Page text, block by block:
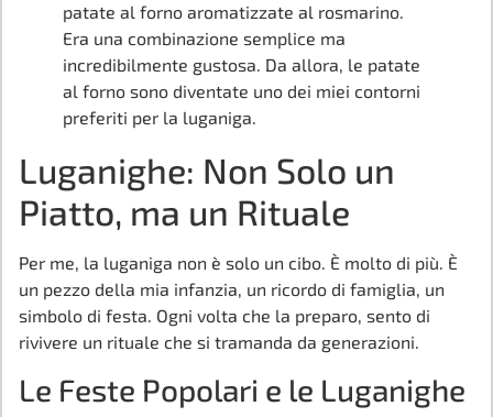
patate al forno aromatizzate al rosmarino.
Era una combinazione semplice ma
incredibilmente gustosa. Da allora, le patate
al forno sono diventate uno dei miei contorni
preferiti per la luganiga.
Luganighe: Non Solo un
Piatto, ma un Rituale
Per me, la luganiga non è solo un cibo. È molto di più. È
un pezzo della mia infanzia, un ricordo di famiglia, un
simbolo di festa. Ogni volta che la preparo, sento di
rivivere un rituale che si tramanda da generazioni.
Le Feste Popolari e le Luganighe